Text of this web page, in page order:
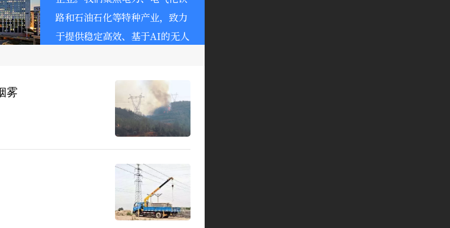
路和石油石化等特种产业，致力
于提供稳定高效、基于AI的无人
雾